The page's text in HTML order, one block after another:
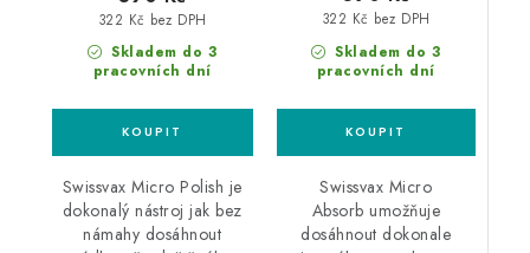
Skladem do 3
pracovních dní
322 Kč bez DPH
Swissvax Micro Polish je
dokonalý nástroj jak bez
námahy dosáhnout
Skladem do 3
pracovních dní
322 Kč bez DPH
Swissvax Micro
Absorb umožňuje
dosáhnout dokonale